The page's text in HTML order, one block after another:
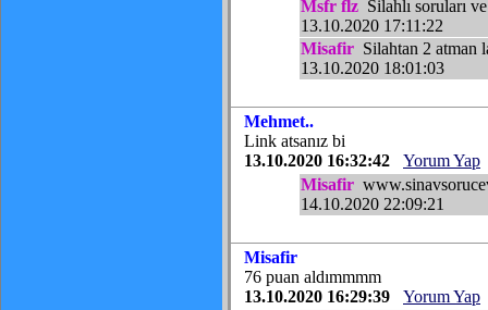
Msfr flz Silahlı soruları
13.10.2020 17:11:22
Misafir Silahtan 2 atman
13.10.2020 18:01:03
Mehmet..
Link atsanız bi
13.10.2020 16:32:42
Yorum Yap
Misafir
14.10.2020 22:09:21
Misafir
76 puan aldımmmm
13.10.2020 16:29:39
Yorum Yap